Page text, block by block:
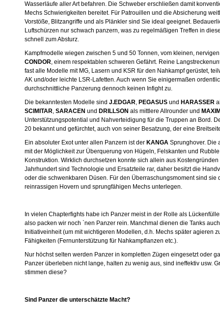
Wasserläufe aller Art befahren. Die Schweber erschließen damit
Mechs Schwierigkeiten bereitet. Für Patrouillen und die Absicherung
Vorstöße, Blitzangriffe und als Plänkler sind Sie ideal geeignet.
Luftschürzen nur schwach panzern, was zu regelmäßigen Treffen in
schnell zum Absturz.
Kampfmodelle wiegen zwischen 5 und 50 Tonnen, vom kleinen,
CONDOR, einem respektablen schweren Gefährt. Reine
fast alle Modelle mit MG, Lasern und KSR für den Nahkampf gerüstet,
AK und/oder leichte LSR-Lafetten. Auch wenn Sie einigermaßen
durchschnittliche Panzerung dennoch keinen Infight zu.
Die bekanntesten Modelle sind J.EDGAR, PEGASUS und HARASSER
SCIMITAR, SARACEN und DRILLSON als mittlere Allrounder und
Unterstützungspotential und Nahverteidigung für die Truppen an Bord.
20 bekannt und gefürchtet, auch von seiner Besatzung, der eine
Ein absoluter Exot unter allen Panzern ist der KANGA Sprunghover. Die
mit der Möglichkeit zur Überquerung von Hügeln, Felskanten und
Konstruktion. Wirklich durchsetzen konnte sich allein aus
Jahrhundert sind Technologie und Ersatzteile rar, daher besitzt die
oder die schwenkbaren Düsen. Für den Überraschungsmoment sind sie
reinrassigen Hovern und sprungfähigen Mechs unterlegen.
In vielen Chapterfights habe ich Panzer meist in der Rolle als
also packen wir noch `nen Panzer rein. Manchmal dienen die Tanks
Initiativeinheit (um mit wichtigeren Modellen, d.h. Mechs später agieren
Fähigkeiten (Fernunterstützung für Nahkampflanzen etc.).
Nur höchst selten werden Panzer in kompletten Zügen eingesetzt oder
Panzer überleben nicht lange, halten zu wenig aus, sind ineffektiv usw.
stimmen diese?
Sind Panzer die unterschätzte Macht?